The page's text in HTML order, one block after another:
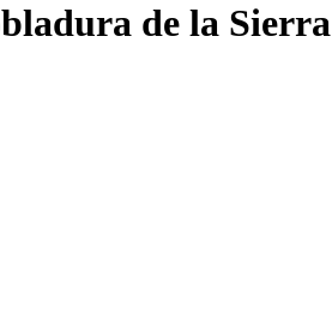
de la Sierra